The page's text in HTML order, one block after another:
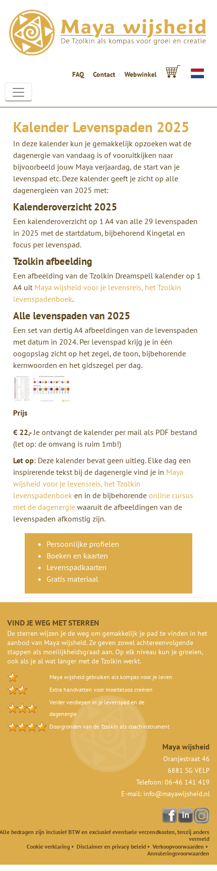
FAQ Contact Webwinkel
Kalender Levenspaden 2025
In deze kalender kun je gemakkelijk opzoeken wat de
dagenergie van vandaag is of vooruitkijken naar
bijvoorbeeld jouw Maya verjaardag, de start van je
levenspad etc. Deze kalender geeft je zicht op alle
dagenergieën van 2025 met:
Kalenderoverzicht 2025
Een kalenderoverzicht op 1 A4 van alle 29 levenspaden
in 2025 met de startdatum, bijbehorend Kingetal en
focus per levenspad.
Tzolkin afbeelding
Een afbeelding van de Tzolkin Dreamspell kalender op 1
A4 uit Maya wijsheid voor je levensreis, het Tzolkin
levenspadenboek.
Alle levenspaden van 2025
Een set van dertig A4 afbeeldingen van de levenspaden
met datum in 2024. Per levenspad krijg je in één
oogopslag zicht op het zegel, de toon, bijbehorende
kernwoorden en het gidszegel per dag.
Prijs
€ 22,- Je ontvangt de kalender per mail als PDF bestand
(let op: de omvang is ruim 1mb!)
Let op: Deze kalender bevat geen uitleg. Elke dag een
inspirerende tekst bij de dagenergie vind je in Maya
wijsheid voor je levensreis, het Tzolkin
levenspadenboek en in de bijbehorende online cursus
met de dagenergiewaaruit de afbeeldingen van de
levenspaden afkomstig zijn.
Persoonlijke profielen
Boeken en kaarten
Levenspadkaarten
Gratis materiaal
VIND JE WEG MET STERREN
De sterren wijzen je de weg om gemakkelijk je pad te vinden in het
aanbod van Maya wijsheid. Ze geven zowel achtereenvolgende
stappen als moeilijkheidsgraad aan. Op elk niveau kun je groeien,
ook als je al wat langer met de Tzolkin werkt.
Maya wijsheid gebruiken als kompas voor je leven
Extra handvatten voor moeiteloos creëren
Verder verdiepen in je levenspad en de
dagenergie
Doorgronden van de Tzolkin als coachinstrument
Maya wijsheid
Oranjestraat 46
6881 SG VELP
Telefoon: 06-46 141 419
E-mail: info@mayawijsheid.nl
Alle bedragen zijn inclusief BTW en exclusief eventuele verzendkosten, tenzij anders
vermeld
Cookie verklaring • Disclaimer en privacy beleid • Verkoopvoorwaarden •
Annuleringsvoorwaarden